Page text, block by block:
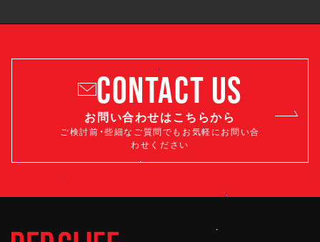
CONTACT US
お問い合わせはこちらから
ご検討前・些細なご質問でもお気軽にお問い合
わせください